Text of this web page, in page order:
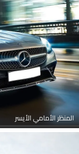
المنظر الأمامي الأيسر